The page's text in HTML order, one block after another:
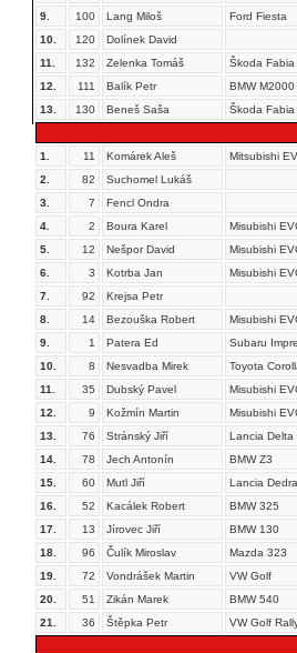
9.
100 Lang Miloš
Ford Fiesta
10.
120
Dolínek David
11.
132 Zelenka Tomáš
Škoda Fabia
12.
111 Balík Petr
BMW M2000
13.
130 Beneš Saša Škoda Fabia
1. 11 Komárek Aleš
Mitsubishi
2.
82
Suchomel Lukáš
3.
7
Fencl Ondra
4.
2 Boura Karel
Misubishi
5.
12 Nešpor David
Misubishi
6.
3 Kotrba Jan
Misubishi
7.
92
Krejsa Petr
8.
14 Bezouška Robert
Misubishi
9.
1 Patera Ed
Subaru
10.
8 Nesvadba Mirek
Toyota
11.
35 Dubský Pavel
Misubishi
12.
9 Kožmín Martin
Misubishi
13.
76 Stránský Jiří
Lancia Delta
14.
78 Jech Antonín
BMW Z3
15.
60 Mutl Jiří
Lancia Dedra
16.
52 Kacálek Robert
BMW 325
17.
13 Jírovec Jiří
BMW 130
18.
96 Čulík Miroslav
Mazda 323
19.
72 Vondrášek Martin
VW Golf
20.
51 Zikán Marek
BMW 540
21.
36 Štěpka Petr VW Golf